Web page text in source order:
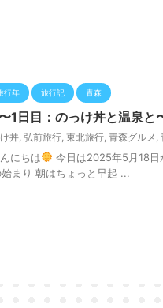
行年 旅行記 青森
〜1日目：のっけ丼と温泉と
丼, 弘前旅行, 東北旅行, 青森グルメ ,
にちは
今日は2025年5月18日
まり 朝はちょっと早起 ...